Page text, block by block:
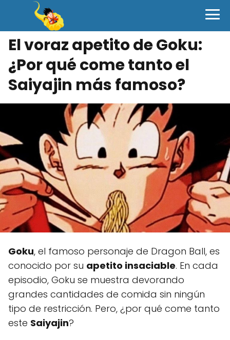
El voraz apetito de Goku:
¿Por qué come tanto el
Saiyajin más famoso?
Goku, el famoso personaje de Dragon Ball, es
conocido por su apetito insaciable. En cada
episodio, Goku se muestra devorando
grandes cantidades de comida sin ningún
tipo de restricción. Pero, ¿por qué come tanto
este Saiyajin?